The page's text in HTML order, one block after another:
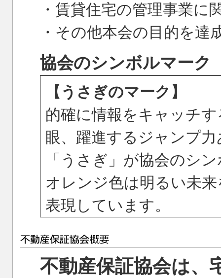
・賃貸住宅の管理事業に
・その他本会の目的を達
協会のシンボルマーク
【うさぎのマーク】
的確に情報をキャッチ
眼、躍進するジャンプ
「うさぎ」が協会のシ
オレンジ色は明るい未
表現しています。
不動産保証協会は、